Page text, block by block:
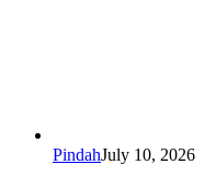
PindahJuly 10, 2026